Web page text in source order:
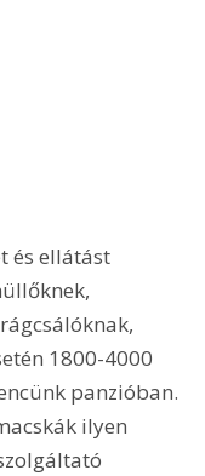
és ellátást
1800-4000
panzióban.
ilyen